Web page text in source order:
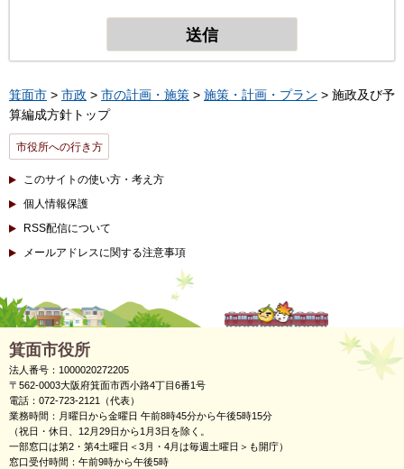
箕面市 > 市政 > 市の計画・施策 > 施策・計画・プラン > 施政及び予
算編成方針トップ
市役所への行き方
このサイトの使い方・考え方
個人情報保護
RSS配信について
メールアドレスに関する注意事項
箕面市役所
法人番号：1000020272205
〒562-0003大阪府箕面市西小路4丁目6番1号
電話：072-723-2121（代表）
業務時間：月曜日から金曜日 午前8時45分から午後5時15分
（祝日・休日、12月29日から1月3日を除く。
一部窓口は第2・第4土曜日＜3月・4月は毎週土曜日＞も開庁）
窓口受付時間：午前9時から午後5時